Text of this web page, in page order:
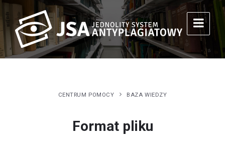
CENTRUM POMOCY BAZA WIEDZY
Format pliku